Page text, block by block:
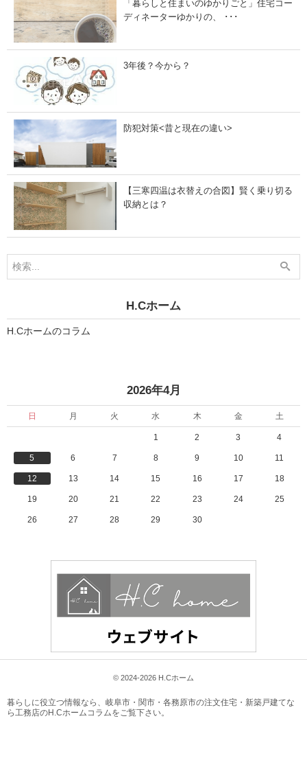
「暮らしと住まいのゆかりごと」住宅コー
ディネーターゆかりの、 ･･･
3年後？今から？
防犯対策<昔と現在の違い>
【三寒四温は衣替えの合図】賢く乗り切る
収納とは？
H.Cホーム
H.Cホームのコラム
2026年4月
日 月 火 水 木 金 土
1 2 3 4
5 6 7 8 9 10 11
12 13 14 15 16 17 18
19 20 21 22 23 24 25
26 27 28 29 30
© 2024-2026 H.Cホーム
暮らしに役立つ情報なら、 岐阜市・関市・各務原市の注文住宅・新築戸建てな
ら工務店のH.Cホームコラムをご覧下さい。